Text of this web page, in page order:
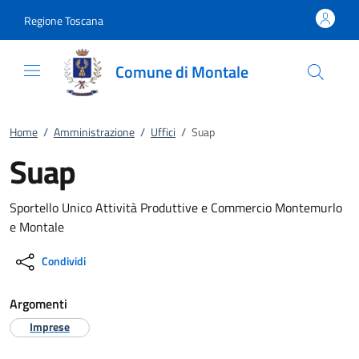
Regione Toscana
Comune di Montale
Home / Amministrazione / Uffici / Suap
Suap
Sportello Unico Attività Produttive e Commercio Montemurlo
e Montale
Condividi
Argomenti
Imprese